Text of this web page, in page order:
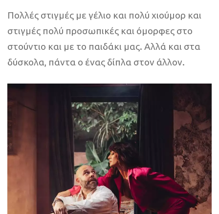
Πολλές στιγμές με γέλιο και πολύ χιούμορ και
στιγμές πολύ προσωπικές και όμορφες στο
στούντιο και με το παιδάκι μας. Αλλά και στα
δύσκολα, πάντα ο ένας δίπλα στον άλλον.